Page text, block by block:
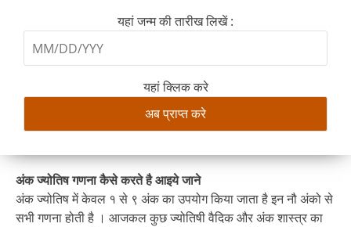
यहां जन्म की तारीख लिखें :
यहां क्लिक करे
अंक ज्योतिष गणना कैसे करते है आइये जाने
अंक ज्योतिष में केवल १ से ९ अंक का उपयोग किया जाता है इन नौ अंको से
सभी गणना होती है । आजकल कुछ ज्योतिषी वैदिक और अंक शास्त्र का